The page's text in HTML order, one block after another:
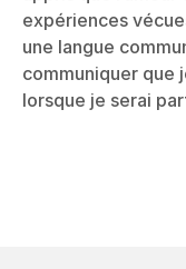
expériences
une langue
communiquer que
lorsque je serai